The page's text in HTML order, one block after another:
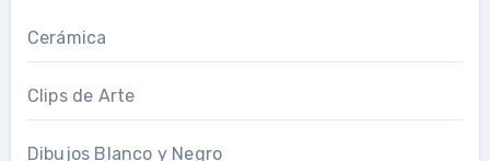
Cerámica
Clips de Arte
Dibujos Blanco y Negro